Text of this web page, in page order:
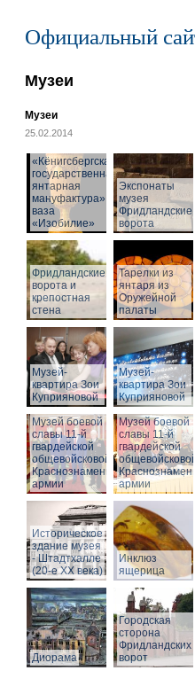
Официальный
Музеи
Музеи
25.02.2014
«Кёнигсбергская
государственная
янтарная
мануфактура» -
ваза
«Изобилие»
Экспонаты
музея
Фридландские
ворота
Фридландские
ворота и
крепостная
стена
Тарелки из
янтаря из
Оружейной
палаты
Музей-
квартира Зои
Куприяновой
Музей-
квартира Зои
Куприяновой
Музей боевой
славы 11-й
гвардейской
общевойсковой
Краснознаменной
армии
Музей боевой
славы 11-й
гвардейской
общевойсковой
армии
Историческое
здание музея
- Штадтхалле
(20-е XX века)
Инклюз
ящерица
Диорама
Городская
сторона
Фридландских
ворот